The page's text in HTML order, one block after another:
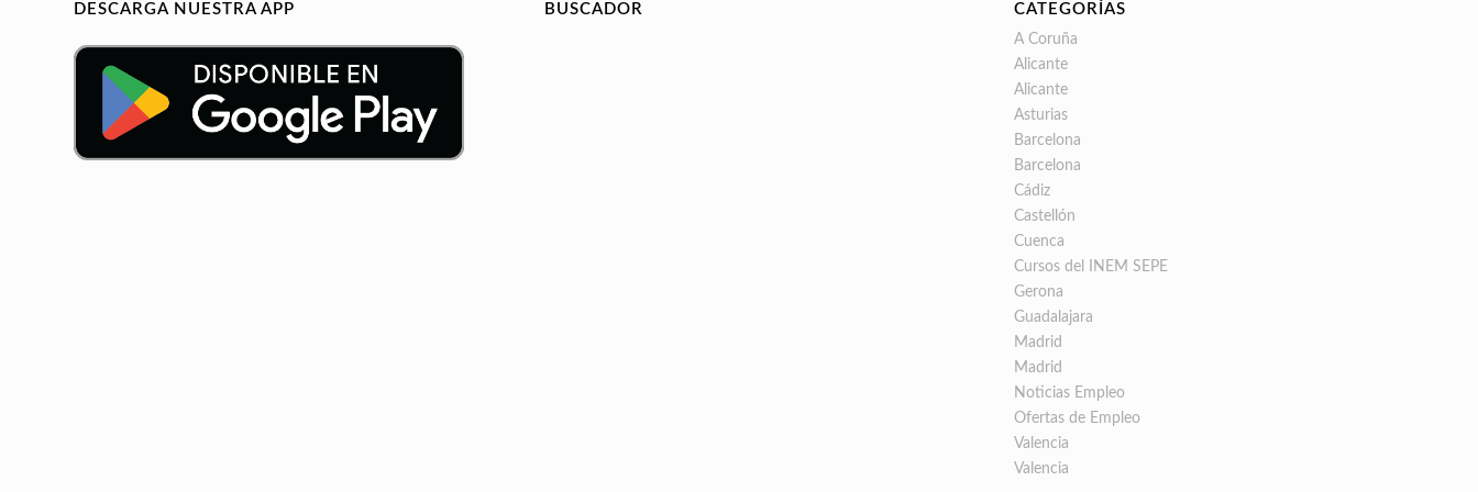
DESCARGA NUESTRA APP BUSCADOR CATEGORÍAS
A Coruña
Alicante
Alicante
Asturias
Barcelona
Barcelona
Cádiz
Castellón
Cuenca
Cursos del INEM SEPE
Gerona
Guadalajara
Madrid
Madrid
Noticias Empleo
Ofertas de Empleo
Valencia
Valencia